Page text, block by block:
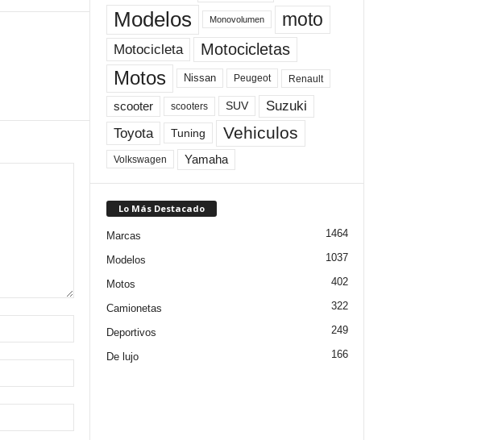
Modelos Monovolumen moto
Motocicleta Motocicletas
Motos Nissan Peugeot Renault
scooter scooters SUV Suzuki
Toyota Tuning Vehiculos
Volkswagen Yamaha
Lo Más Destacado
Marcas 1464
Modelos 1037
Motos 402
Camionetas 322
Deportivos 249
De lujo 166